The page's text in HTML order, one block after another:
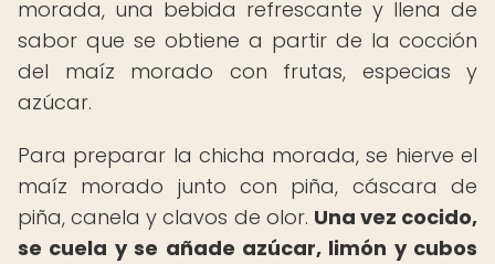
morada, una bebida refrescante y llena de
sabor que se obtiene a partir de la cocción
del maíz morado con frutas, especias y
azúcar.
Para preparar la chicha morada, se hierve el
maíz morado junto con piña, cáscara de
piña, canela y clavos de olor. Una vez cocido,
se cuela y se añade azúcar, limón y cubos